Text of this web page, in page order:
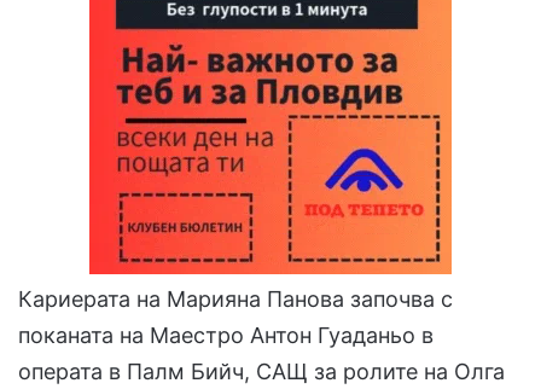
Кариерата на Марияна Панова започва с
поканата на Маестро Антон Гуаданьо в
операта в Палм Бийч, САЩ за ролите на Олга